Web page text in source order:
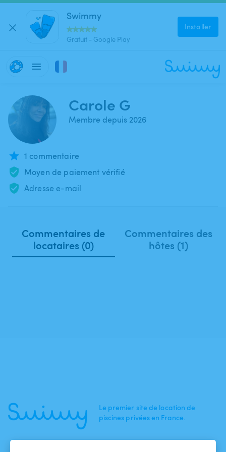
Swimmy
Gratuit - Google Play
Installer
Carole G
Membre depuis 2026
1 commentaire
Moyen de paiement vérifié
Adresse e-mail
Commentaires de
locataires (0)
Commentaires des
hôtes (1)
Le premier site de location de
piscines privées en France.